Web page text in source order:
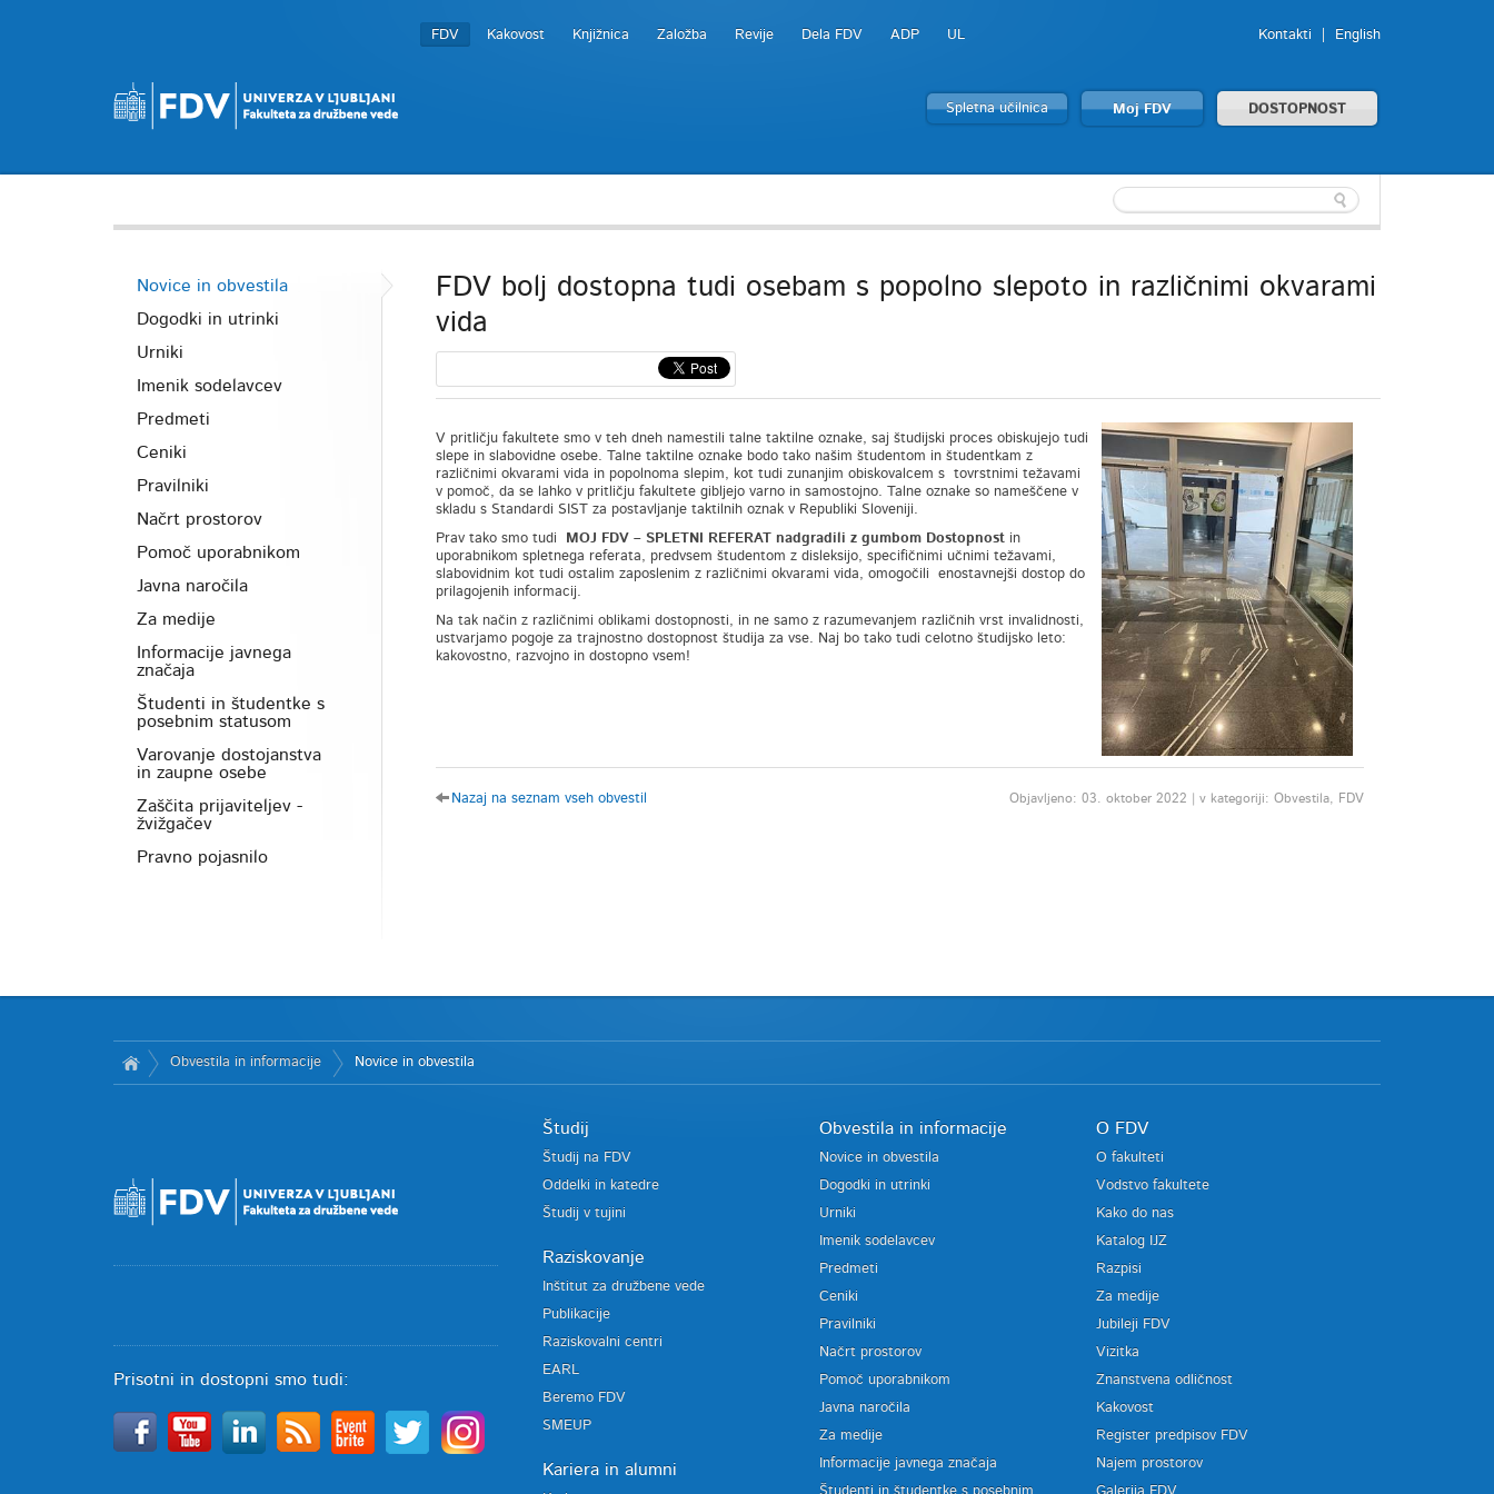
FDV Kakovost Knjižnica Založba Revije Dela FDV ADP UL Kontakti English
Spletna učilnica Moj FDV DOSTOPNOST
Novice in obvestila
Dogodki in utrinki
Urniki
Imenik sodelavcev
Predmeti
Ceniki
Pravilniki
Načrt prostorov
Pomoč uporabnikom
Javna naročila
Za medije
Informacije javnega
značaja
Študenti in študentke s
posebnim statusom
Varovanje dostojanstva
in zaupne osebe
Zaščita prijaviteljev -
žvižgačev
Pravno pojasnilo
FDV bolj dostopna tudi osebam s popolno slepoto in različnimi okvarami
vida
V pritličju fakultete smo v teh dneh namestili talne taktilne oznake, saj študijski proces obiskujejo tudi
slepe in slabovidne osebe. Talne taktilne oznake bodo tako našim študentom in študentkam z
različnimi okvarami vida in popolnoma slepim, kot tudi zunanjim obiskovalcem s tovrstnimi težavami
v pomoč, da se lahko v pritličju fakultete gibljejo varno in samostojno. Talne oznake so nameščene v
skladu s Standardi SIST za postavljanje taktilnih oznak v Republiki Sloveniji.
Prav tako smo tudi
MOJ FDV – SPLETNI REFERAT nadgradili z gumbom Dostopnostin
uporabnikom spletnega referata, predvsem študentom z disleksijo, specifičnimi učnimi težavami,
slabovidnim kot tudi ostalim zaposlenim z različnimi okvarami vida, omogočili enostavnejši dostop do
prilagojenih informacij.
Na tak način z različnimi oblikami dostopnosti, in ne samo z razumevanjem različnih vrst invalidnosti,
ustvarjamo pogoje za trajnostno dostopnost študija za vse. Naj bo tako tudi celotno študijsko leto:
kakovostno, razvojno in dostopno vsem!
Nazaj na seznam vseh obvestil Objavljeno: 03. oktober 2022 | v kategoriji: Obvestila, FDV
Obvestila in informacije Novice in obvestila
Prisotni in dostopni smo tudi:
Študij
Študij na FDV
Oddelki in katedre
Študij v tujini
Raziskovanje
Inštitut za družbene vede
Publikacije
Raziskovalni centri
EARL
Beremo FDV
SMEUP
Kariera in alumni
Obvestila in informacije
Novice in obvestila
Dogodki in utrinki
Urniki
Imenik sodelavcev
Predmeti
Ceniki
Pravilniki
Načrt prostorov
Pomoč uporabnikom
Javna naročila
Za medije
Informacije javnega značaja
O FDV
O fakulteti
Vodstvo fakultete
Kako do nas
Katalog IJZ
Razpisi
Za medije
Jubileji FDV
Vizitka
Znanstvena odličnost
Kakovost
Register predpisov FDV
Najem prostorov